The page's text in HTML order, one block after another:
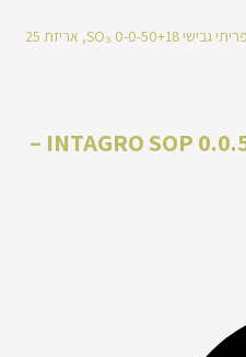
דשן אשלגן גופריתי 0.0.50 INTAGRO SOP –